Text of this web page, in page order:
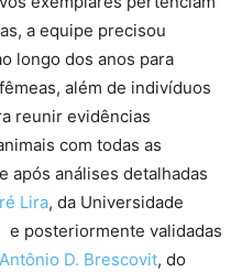
a equipe precisou
longo dos anos para
além de indivíduos
reunir evidências
com todas as
após análises detalhadas
Lira, da Universidade
e posteriormente validadas
Antônio D. Brescovit, do